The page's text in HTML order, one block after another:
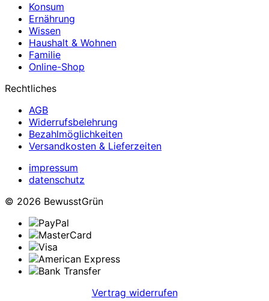
Konsum
Ernährung
Wissen
Haushalt & Wohnen
Familie
Online-Shop
Rechtliches
AGB
Widerrufsbelehrung
Bezahlmöglichkeiten
Versandkosten & Lieferzeiten
impressum
datenschutz
© 2026 BewusstGrün
Vertrag widerrufen